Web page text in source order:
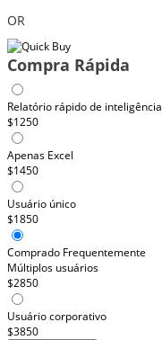
OR
Compra Rápida
Relatório rápido de inteligência
$1250
Apenas Excel
$1450
Usuário único
$1850
Comprado Frequentemente
Múltiplos usuários
$2850
Usuário corporativo
$3850